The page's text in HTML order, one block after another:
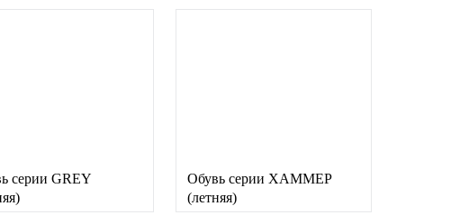
серии GREY
Обувь серии XAMMEP
(летняя)